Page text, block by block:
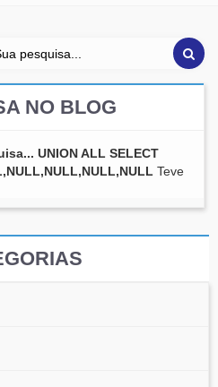
NO BLOG
UNION ALL SELECT
Teve